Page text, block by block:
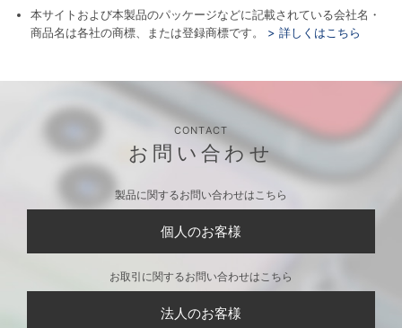
本サイトおよび本製品のパッケージなどに記載されている会社名・
商品名は各社の商標、または登録商標です。
> 詳しくはこちら
CONTACT
お問い合わせ
製品に関するお問い合わせはこちら
個人のお客様
お取引に関するお問い合わせはこちら
法人のお客様